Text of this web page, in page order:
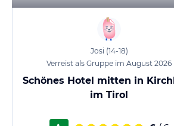
Josi (14-18)
Verreist als Gruppe im August 2026
Schönes Hotel mitten in
im Tirol